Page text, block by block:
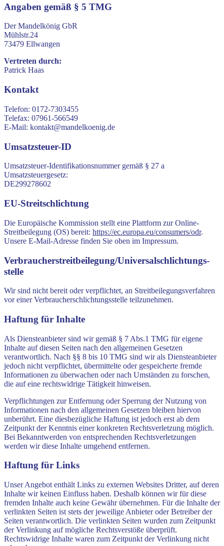
Angaben gemäß § 5 TMG
Der Mandelkönig GbR
Mühlstr.24
73479 Ellwangen
Vertreten durch:
Patrick Haas
Kontakt
Telefon: 0172-7303455
Telefax: 07961-566549
E-Mail: kontakt@mandelkoenig.de
Umsatzsteuer-ID
Umsatzsteuer-Identifikationsnummer gemäß § 27 a
Umsatzsteuergesetz:
DE299278602
EU-Streitschlichtung
Die Europäische Kommission stellt eine Plattform zur Online-
Streitbeilegung (OS) bereit: https://ec.europa.eu/consumers/odr.
Unsere E-Mail-Adresse finden Sie oben im Impressum.
Verbraucher­streit­beilegung/Universal­schlichtungs­
stelle
Wir sind nicht bereit oder verpflichtet, an Streitbeilegungsverfahren
vor einer Verbraucherschlichtungsstelle teilzunehmen.
Haftung für Inhalte
Als Diensteanbieter sind wir gemäß § 7 Abs.1 TMG für eigene
Inhalte auf diesen Seiten nach den allgemeinen Gesetzen
verantwortlich. Nach §§ 8 bis 10 TMG sind wir als Diensteanbieter
jedoch nicht verpflichtet, übermittelte oder gespeicherte fremde
Informationen zu überwachen oder nach Umständen zu forschen,
die auf eine rechtswidrige Tätigkeit hinweisen.
Verpflichtungen zur Entfernung oder Sperrung der Nutzung von
Informationen nach den allgemeinen Gesetzen bleiben hiervon
unberührt. Eine diesbezügliche Haftung ist jedoch erst ab dem
Zeitpunkt der Kenntnis einer konkreten Rechtsverletzung möglich.
Bei Bekanntwerden von entsprechenden Rechtsverletzungen
werden wir diese Inhalte umgehend entfernen.
Haftung für Links
Unser Angebot enthält Links zu externen Websites Dritter, auf deren
Inhalte wir keinen Einfluss haben. Deshalb können wir für diese
fremden Inhalte auch keine Gewähr übernehmen. Für die Inhalte der
verlinkten Seiten ist stets der jeweilige Anbieter oder Betreiber der
Seiten verantwortlich. Die verlinkten Seiten wurden zum Zeitpunkt
der Verlinkung auf mögliche Rechtsverstöße überprüft.
Rechtswidrige Inhalte waren zum Zeitpunkt der Verlinkung nicht